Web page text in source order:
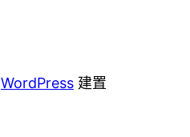
WordPress 建置